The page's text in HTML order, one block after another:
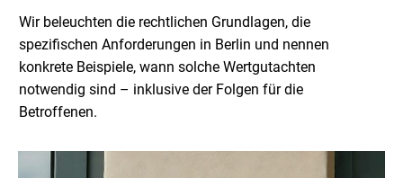
Wir beleuchten die rechtlichen Grundlagen, die
spezifischen Anforderungen in Berlin und nennen
konkrete Beispiele, wann solche Wertgutachten
notwendig sind – inklusive der Folgen für die
Betroffenen.